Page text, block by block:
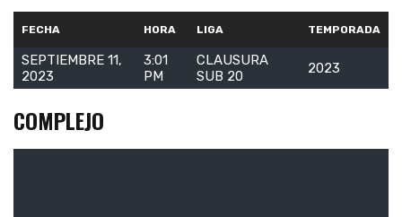
FECHA HORA LIGA TEMPORADA
SEPTIEMBRE 11,
2023
3:01
PM
CLAUSURA
SUB 20
2023
COMPLEJO